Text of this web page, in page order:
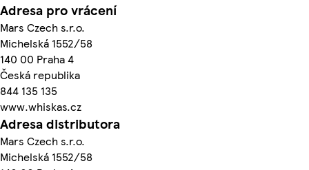
Adresa pro vrácení
Mars Czech s.r.o.
Michelská 1552/58
140 00 Praha 4
Česká republika
844 135 135
www.whiskas.cz
Adresa distributora
Mars Czech s.r.o.
Michelská 1552/58